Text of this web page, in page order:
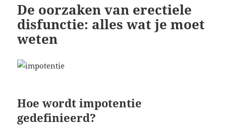
De oorzaken van erectiele
disfunctie: alles wat je moet
weten
Hoe wordt impotentie
gedefinieerd?